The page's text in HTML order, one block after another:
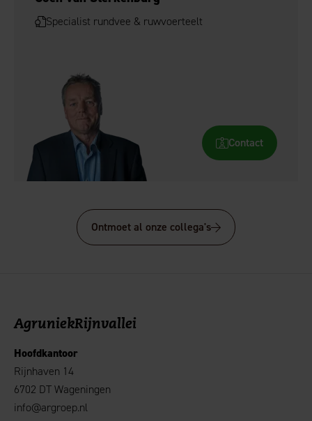
Specialist rundvee & ruwvoerteelt
Contact
Ontmoet al onze collega's
AgruniekRijnvallei
Hoofdkantoor
Rijnhaven 14
6702 DT Wageningen
info@argroep.nl